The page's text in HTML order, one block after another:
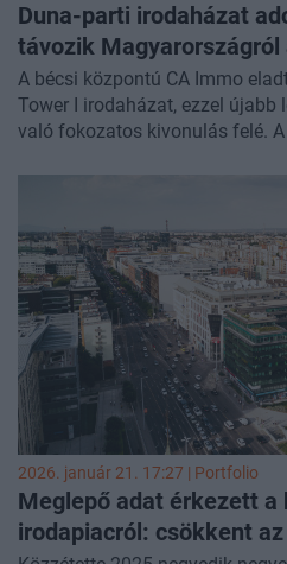
Duna-parti irodaházat
távozik
A bécsi központú CA Immo
Tower I irodaházat, ezzel újabb
való fokozatos kivonulás felé.
2026. január 21. 17:27 | Portfolio
Meglepő adat érkezett a
irodapiacról: csökkent